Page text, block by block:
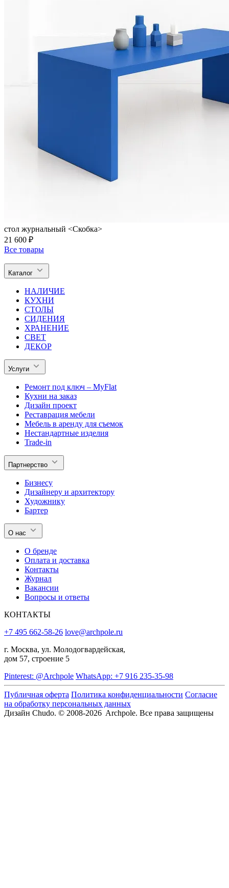
стол журнальный <Скобка>
21 600 ₽
Все товары
Каталог
НАЛИЧИЕ
КУХНИ
СТОЛЫ
СИДЕНИЯ
ХРАНЕНИЕ
СВЕТ
ДЕКОР
Услуги
Ремонт под ключ – MyFlat
Кухни на заказ
Дизайн проект
Реставрация мебели
Мебель в аренду для съемок
Нестандартные изделия
Trade-in
Партнерство
Бизнесу
Дизайнеру и архитектору
Художнику
Бартер
О нас
О бренде
Оплата и доставка
Контакты
Журнал
Вакансии
Вопросы и ответы
КОНТАКТЫ
+7 495 662-58-26 love@archpole.ru
г. Москва, ул. Молодогвардейская,
дом 57, строение 5
Pinterest: @Archpole WhatsApp: +7 916 235-35-98
Публичная оферта Политика конфиденциальности Согласие
на обработку персональных данных
Дизайн Chudo. © 2008-2026 Archpole. Все права защищены